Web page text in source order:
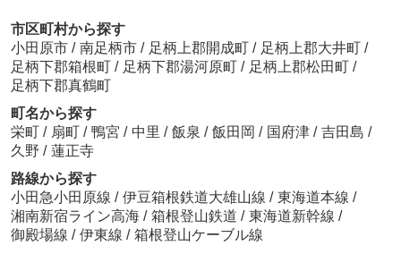
市区町村から探す
小田原市 / 南足柄市 / 足柄上郡開成町 / 足柄上郡大井町 /
足柄下郡箱根町 / 足柄下郡湯河原町 / 足柄上郡松田町 /
足柄下郡真鶴町
町名から探す
栄町 / 扇町 / 鴨宮 / 中里 / 飯泉 / 飯田岡 / 国府津 / 吉田島 /
久野 / 蓮正寺
路線から探す
小田急小田原線 / 伊豆箱根鉄道大雄山線 / 東海道本線 /
湘南新宿ライン高海 / 箱根登山鉄道 / 東海道新幹線 /
御殿場線 / 伊東線 / 箱根登山ケーブル線